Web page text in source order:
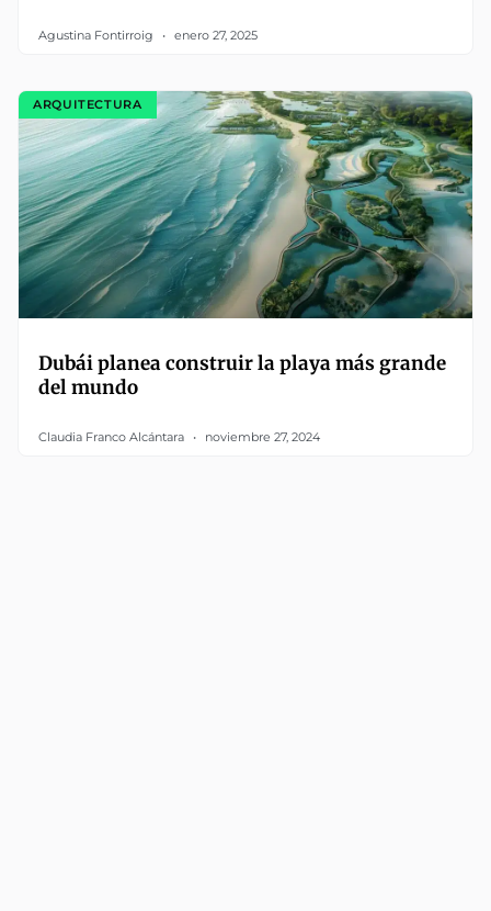
Agustina Fontirroig enero 27, 2025
ARQUITECTURA
Dubái planea construir la playa más grande
del mundo
Claudia Franco Alcántara noviembre 27, 2024